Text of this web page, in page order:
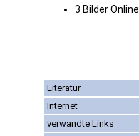
3 Bilder Online
Literatur
Internet
verwandte Links